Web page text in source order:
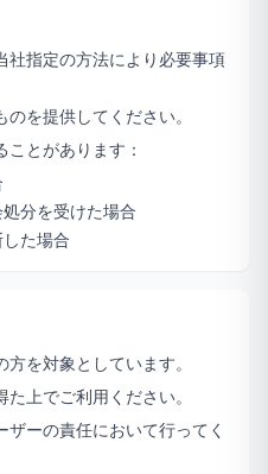
社指定の方法により必要事項
を提供してください。
とがあります：
分を受けた場合
た場合
を対象としています。
上でご利用ください。
ーの責任において行ってく